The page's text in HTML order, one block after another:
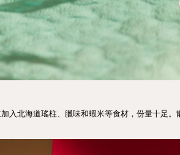
北海道瑤柱、臘味和蝦米等食材，份量十足